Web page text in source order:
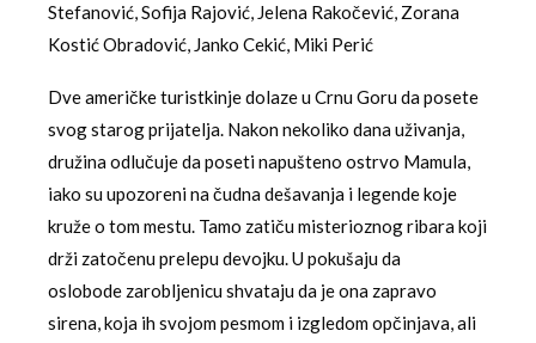
Stefanović, Sofija Rajović, Jelena Rakočević, Zorana
Kostić Obradović, Janko Cekić, Miki Perić
Dve američke turistkinje dolaze u Crnu Goru da posete
svog starog prijatelja. Nakon nekoliko dana uživanja,
družina odlučuje da poseti napušteno ostrvo Mamula,
iako su upozoreni na čudna dešavanja i legende koje
kruže o tom mestu. Tamo zatiču misterioznog ribara koji
drži zatočenu prelepu devojku. U pokušaju da
oslobode zarobljenicu shvataju da je ona zapravo
sirena, koja ih svojom pesmom i izgledom opčinjava, ali